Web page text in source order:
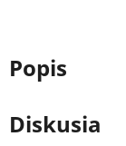
Popis
Diskusia